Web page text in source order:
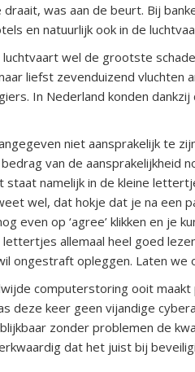
was aan de beurt. Bij
en natuurlijk ook in de
luchtvaart wel de grootste
liefst zevenduizend vluchten
In Nederland konden
niet aansprakelijk te
van de aansprakelijkheid
staat namelijk in de kleine
wel, dat hokje dat je na een
even op ‘agree’ klikken en je
allemaal heel goed
ongestraft opleggen. Laten we
computerstoring ooit maakt
deze keer geen vijandige
zonder problemen de
dat het juist bij